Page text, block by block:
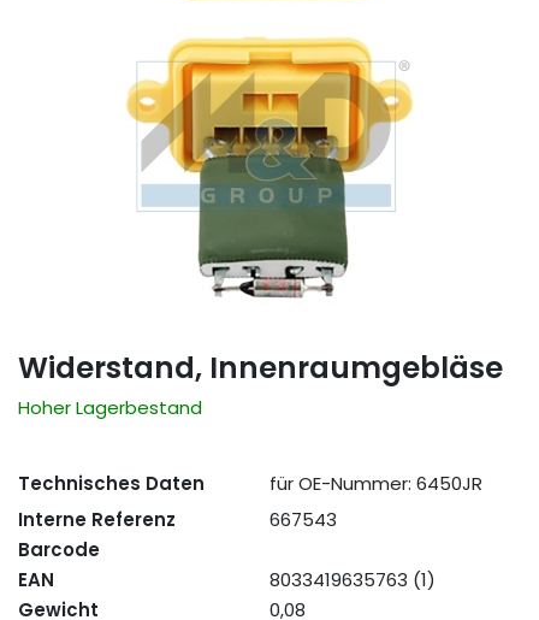
Widerstand, Innenraumgebläse
Hoher Lagerbestand
Technisches Daten
für OE-Nummer: 6450JR
Interne Referenz
667543
Barcode
EAN
8033419635763 (1)
Gewicht
0,08